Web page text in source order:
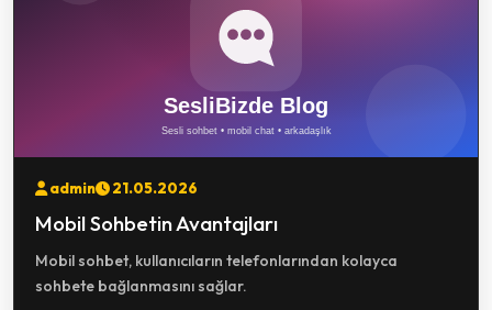
admin 21.05.2026
Mobil Sohbetin Avantajları
Mobil sohbet, kullanıcıların telefonlarından kolayca
sohbete bağlanmasını sağlar.